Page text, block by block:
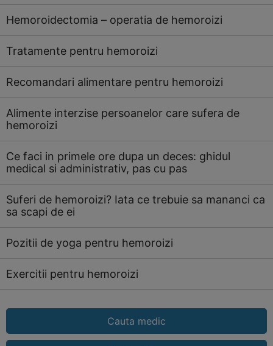
Hemoroidectomia – operatia de hemoroizi
Tratamente pentru hemoroizi
Recomandari alimentare pentru hemoroizi
Alimente interzise persoanelor care sufera de
hemoroizi
Ce faci in primele ore dupa un deces: ghidul
medical si administrativ, pas cu pas
Suferi de hemoroizi? Iata ce trebuie sa mananci ca
sa scapi de ei
Pozitii de yoga pentru hemoroizi
Exercitii pentru hemoroizi
Cauta medic